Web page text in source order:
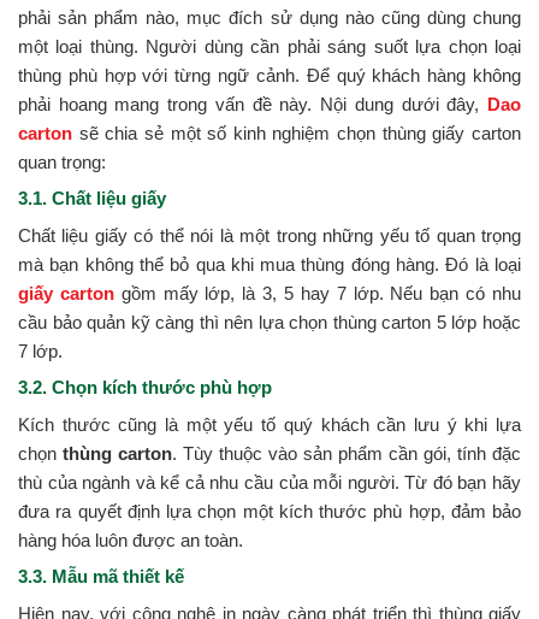
phải sản phẩm nào, mục đích sử dụng nào cũng dùng chung
một loại thùng. Người dùng cần phải sáng suốt lựa chọn loại
thùng phù hợp với từng ngữ cảnh. Để quý khách hàng không
phải hoang mang trong vấn đề này. Nội dung dưới đây, Dao
carton sẽ chia sẻ một số kinh nghiệm chọn thùng giấy carton
quan trọng:
3.1. Chất liệu giấy
Chất liệu giấy có thể nói là một trong những yếu tố quan trọng
mà bạn không thể bỏ qua khi mua thùng đóng hàng. Đó là loại
giấy cartongồm mấy lớp, là 3, 5 hay 7 lớp. Nếu bạn có nhu
cầu bảo quản kỹ càng thì nên lựa chọn thùng carton 5 lớp hoặc
7 lớp.
3.2. Chọn kích thước phù hợp
Kích thước cũng là một yếu tố quý khách cần lưu ý khi lựa
chọn thùng carton. Tùy thuộc vào sản phẩm cần gói, tính đặc
thù của ngành và kể cả nhu cầu của mỗi người. Từ đó bạn hãy
đưa ra quyết định lựa chọn một kích thước phù hợp, đảm bảo
hàng hóa luôn được an toàn.
3.3. Mẫu mã thiết kế
Hiện nay, với công nghệ in ngày càng phát triển thì thùng giấy